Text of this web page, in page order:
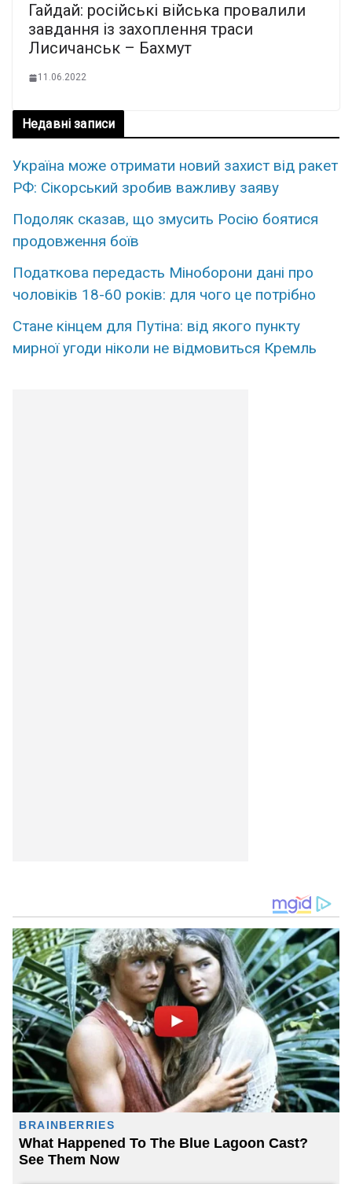
Гайдай: російські війська провалили
завдання із захоплення траси
Лисичанськ – Бахмут
11.06.2022
Недавні записи
Україна може отримати новий захист від ракет
РФ: Сікорський зробив важливу заяву
Подоляк сказав, що змусить Росію боятися
продовження боїв
Податкова передасть Міноборони дані про
чоловіків 18-60 років: для чого це потрібно
Стане кінцем для Путіна: від якого пункту
мирної угоди ніколи не відмовиться Кремль